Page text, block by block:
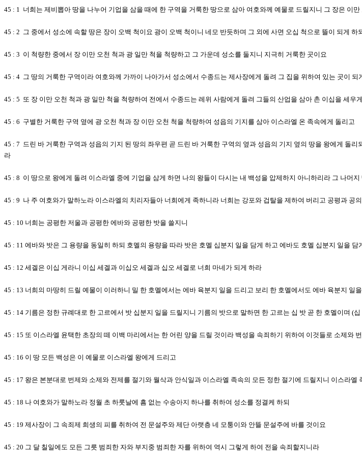
45 : 1 너희는 제비뽑아 땅을 나누어 기업을 삼을 때에 한 구역을 거룩한 땅으로 삼아 여호와께 예물로 드릴지니 그 장은 이
45 : 2 그 중에서 성소에 속할 땅은 장이 오백 척이요 광이 오백 척이니 네모 반듯하며 그 외에 사면 오십 척으로 뜰이 되게 하
45 : 3 이 척량한 중에서 장 이만 오천 척과 광 일만 척을 척량하고 그 가운데 성소를 둘지니 지극히 거룩한 곳이요
45 : 4 그 땅의 거룩한 구역이라 여호와께 가까이 나아가서 성소에서 수종드는 제사장에게 돌려 그 집을 위하여 있는 곳이
45 : 5 또 장 이만 오천 척과 광 일만 척을 척량하여 전에서 수종드는 레위 사람에게 돌려 그들의 산업을 삼아 촌 이십을 세우
45 : 6 구별한 거룩한 구역 옆에 광 오천 척과 장 이만 오천 척을 척량하여 성읍의 기지를 삼아 이스라엘 온 족속에게 돌리고
45 : 7 드린 바 거룩한 구역과 성읍의 기지 된 땅의 좌우편 곧 드린 바 거룩한 구역의 옆과 성읍의 기지 옆의 땅을 왕에게 돌
라
45 : 8 이 땅으로 왕에게 돌려 이스라엘 중에 기업을 삼게 하면 나의 왕들이 다시는 내 백성을 압제하지 아니하리라 그 나머
45 : 9 나 주 여호와가 말하노라 이스라엘의 치리자들아 너희에게 족하니라 너희는 강포와 겁탈을 제하여 버리고 공평과 공
45 : 10 너희는 공평한 저울과 공평한 에바와 공평한 밧을 쓸지니
45 : 11 에바와 밧은 그 용량을 동일히 하되 호멜의 용량을 따라 밧은 호멜 십분지 일을 담게 하고 에바도 호멜 십분지 일을 담
45 : 12 세겔은 이십 게라니 이십 세겔과 이십오 세겔과 십오 세겔로 너희 마네가 되게 하라
45 : 13 너희의 마땅히 드릴 예물이 이러하니 밀 한 호멜에서는 에바 육분지 일을 드리고 보리 한 호멜에서도 에바 육분지 일
45 : 14 기름은 정한 규례대로 한 고르에서 밧 십분지 일을 드릴지니 기름의 밧으로 말하면 한 고르는 십 밧 곧 한 호멜이며 (
45 : 15 또 이스라엘 윤택한 초장의 떼 이백 마리에서는 한 어린 양을 드릴 것이라 백성을 속죄하기 위하여 이것들로 소제와
45 : 16 이 땅 모든 백성은 이 예물로 이스라엘 왕에게 드리고
45 : 17 왕은 본분대로 번제와 소제와 전제를 절기와 월삭과 안식일과 이스라엘 족속의 모든 정한 절기에 드릴지니 이스라
45 : 18 나 여호와가 말하노라 정월 초 하룻날에 흠 없는 수송아지 하나를 취하여 성소를 정결케 하되
45 : 19 제사장이 그 속죄제 희생의 피를 취하여 전 문설주와 제단 아랫층 네 모퉁이와 안뜰 문설주에 바를 것이요
45 : 20 그 달 칠일에도 모든 그릇 범죄한 자와 부지중 범죄한 자를 위하여 역시 그렇게 하여 전을 속죄할지니라